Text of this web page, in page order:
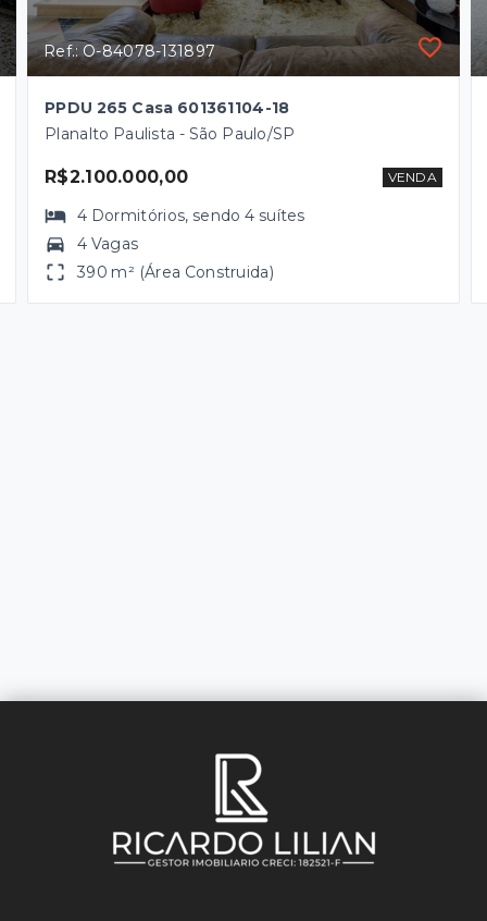
Ref.: O-84078-131897
PPDU 265 Casa 601361104-18
Planalto Paulista - São Paulo/SP
R$2.100.000,00 VENDA
4 Dormitórios, sendo4 suítes
4 Vagas
390 m² (Área Construida)